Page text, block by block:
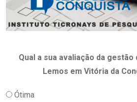
Qual a sua avaliação da
Lemos em Vitória da
Ótima